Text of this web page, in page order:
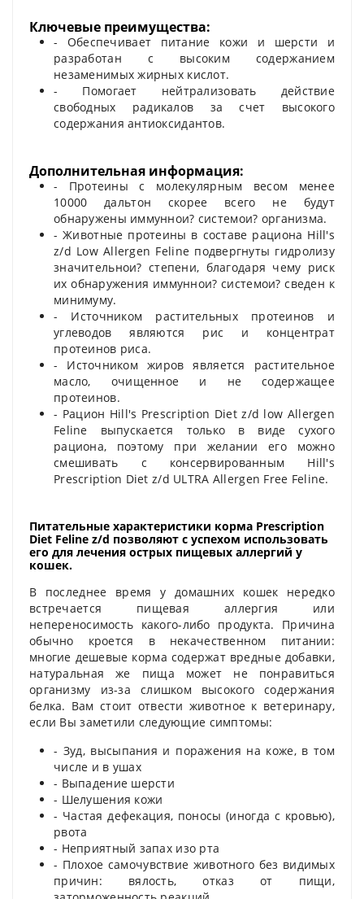
Ключевые преимущества:
- Обеспечивает питание кожи и шерсти и
разработан с высоким содержанием
незаменимых жирных кислот.
- Помогает нейтрализовать действие
свободных радикалов за счет высокого
содержания антиоксидантов.
Дополнительная информация:
- Протеины с молекулярным весом менее
10000 дальтон скорее всего не будут
обнаружены иммуннои? системои? организма.
- Животные протеины в составе рациона Hill's
z/d Low Allergen Feline подвергнуты гидролизу
значительнои? степени, благодаря чему риск
их обнаружения иммуннои? системои? сведен к
минимуму.
- Источником растительных протеинов и
углеводов являются рис и концентрат
протеинов риса.
- Источником жиров является растительное
масло, очищенное и не содержащее
протеинов.
- Рацион Hill's Prescription Diet z/d low Allergen
Feline выпускается только в виде сухого
рациона, поэтому при желании его можно
смешивать с консервированным Hill's
Prescription Diet z/d ULTRA Allergen Free Feline.
Питательные характеристики корма Prescription
Diet Feline z/d позволяют с успехом использовать
его для лечения острых пищевых аллергий у
кошек.
В последнее время у домашних кошек нередко
встречается пищевая аллергия или
непереносимость какого-либо продукта. Причина
обычно кроется в некачественном питании:
многие дешевые корма содержат вредные добавки,
натуральная же пища может не понравиться
организму из-за слишком высокого содержания
белка. Вам стоит отвести животное к ветеринару,
если Вы заметили следующие симптомы:
- Зуд, высыпания и поражения на коже, в том
числе и в ушах
- Выпадение шерсти
- Шелушения кожи
- Частая дефекация, поносы (иногда с кровью),
рвота
- Неприятный запах изо рта
- Плохое самочувствие животного без видимых
причин: вялость, отказ от пищи,